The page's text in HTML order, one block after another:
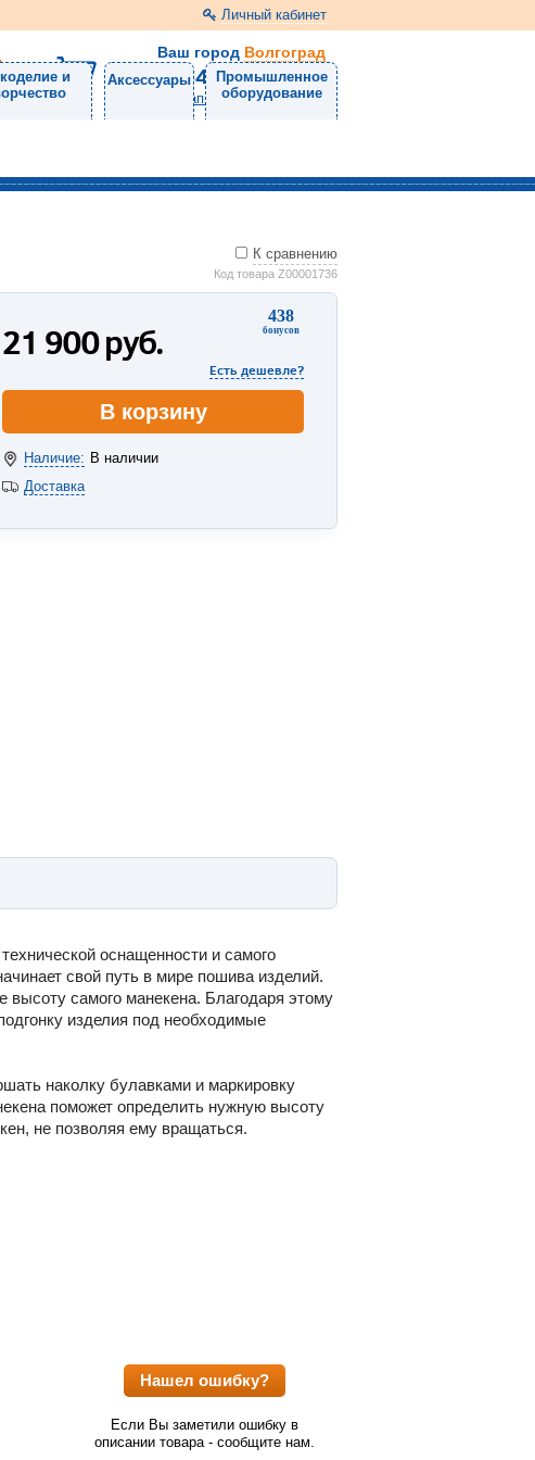
Личный кабинет
Ваш город Волгоград
8 (8442) 53-06-01
Напишите нам
и
Аксессуары
Промышленное
оборудование
К сравнению
Код товара Z00001736
438
бонусов
21 900руб.
Есть дешевле?
В корзину
Наличие: В наличии
Доставка
оснащенности и самого
свой путь в мире пошива изделий.
самого манекена. Благодаря этому
изделия под необходимые
наколку булавками и маркировку
поможет определить нужную высоту
не позволяя ему вращаться.
Нашел ошибку?
Если Вы заметили ошибку в
описании товара - сообщите нам.